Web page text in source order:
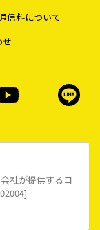
信料について
せ
社が提供するコ